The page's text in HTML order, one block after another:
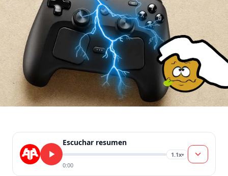
Escuchar resumen
1.1x▾
0:00